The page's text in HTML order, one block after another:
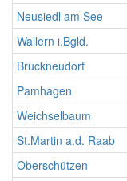
Neusiedl am See
Wallern i.Bgld.
Bruckneudorf
Pamhagen
Weichselbaum
St.Martin a.d. Raab
Oberschützen